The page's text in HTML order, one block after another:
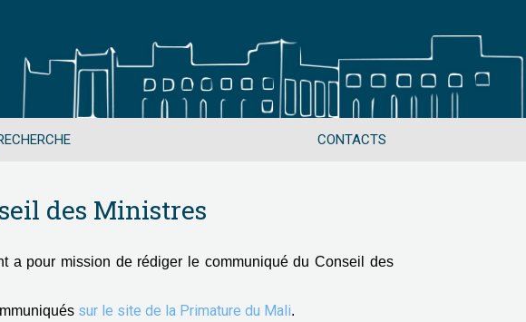
CONTACTS
des Ministres
a pour mission de rédiger le communiqué du Conseil des
sur le site de la Primature du Mali.